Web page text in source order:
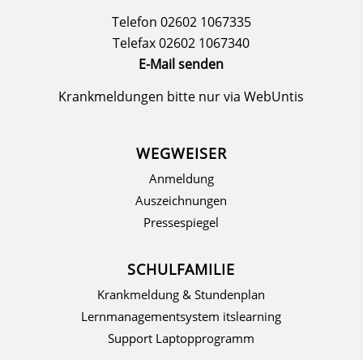
Telefon 02602 1067335
Telefax 02602 1067340
E-Mail senden
Krankmeldungen bitte nur viaWebUntis
WEGWEISER
Anmeldung
Auszeichnungen
Pressespiegel
SCHULFAMILIE
Krankmeldung & Stundenplan
Lernmanagementsystem itslearning
Support Laptopprogramm